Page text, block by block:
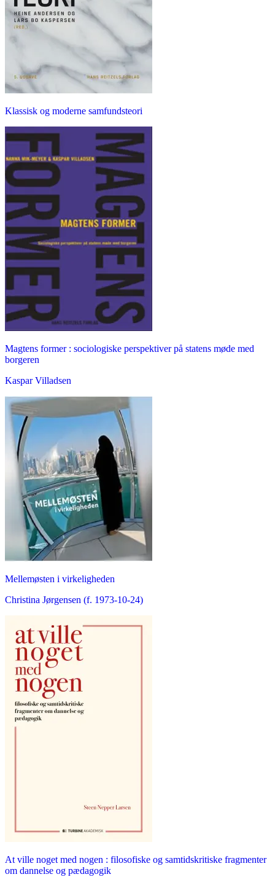
Klassisk og moderne samfundsteori
Magtens former : sociologiske perspektiver på statens møde med
borgeren
Kaspar Villadsen
Mellemøsten i virkeligheden
Christina Jørgensen (f. 1973-10-24)
At ville noget med nogen : filosofiske og samtidskritiske fragmenter
om dannelse og pædagogik